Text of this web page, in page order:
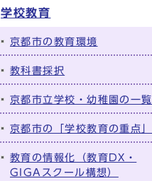
学校教育
京都市の教育環境
教科書採択
京都市立学校・幼稚園の一覧
京都市の「学校教育の重点」
教育の情報化（教育DX・
GIGAスクール構想）